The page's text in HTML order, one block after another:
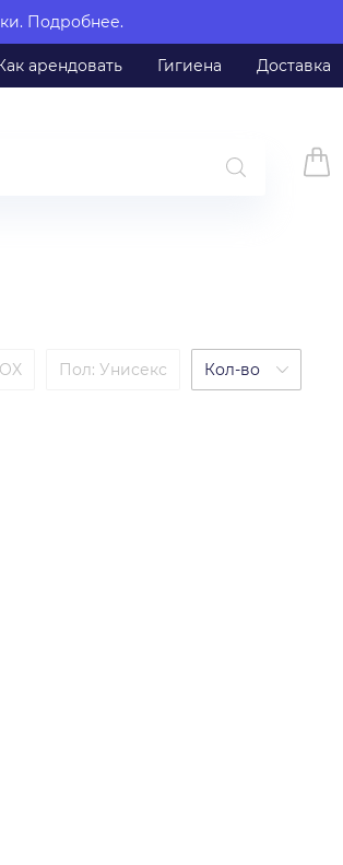
Подробнее.
арендовать Гигиена Доставка
Пол: Унисекс Кол-во